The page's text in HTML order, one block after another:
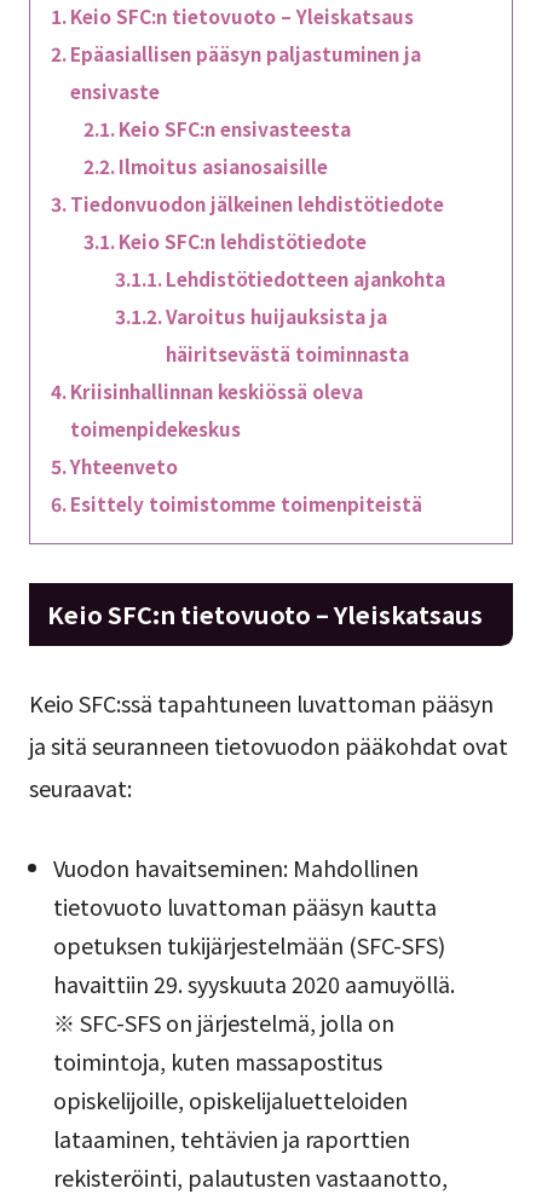
Keio SFC:n tietovuoto – Yleiskatsaus
Epäasiallisen pääsyn paljastuminen ja
ensivaste
Keio SFC:n ensivasteesta
Ilmoitus asianosaisille
Tiedonvuodon jälkeinen lehdistötiedote
Keio SFC:n lehdistötiedote
Lehdistötiedotteen ajankohta
Varoitus huijauksista ja
häiritsevästä toiminnasta
Kriisinhallinnan keskiössä oleva
toimenpidekeskus
Yhteenveto
Esittely toimistomme toimenpiteistä
Keio SFC:n tietovuoto – Yleiskatsaus
Keio SFC:ssä tapahtuneen luvattoman pääsyn
ja sitä seuranneen tietovuodon pääkohdat ovat
seuraavat:
Vuodon havaitseminen: Mahdollinen
tietovuoto luvattoman pääsyn kautta
opetuksen tukijärjestelmään (SFC-SFS)
havaittiin 29. syyskuuta 2020 aamuyöllä.
※ SFC-SFS on järjestelmä, jolla on
toimintoja, kuten massapostitus
opiskelijoille, opiskelijaluetteloiden
lataaminen, tehtävien ja raporttien
rekisteröinti, palautusten vastaanotto,